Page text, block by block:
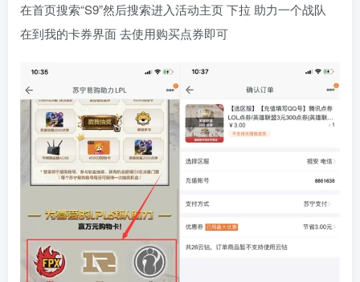
在首页搜索“S9”然后搜索进入活动主页 下拉 助力一个战队
在到我的卡券界面 去使用购买点券即可